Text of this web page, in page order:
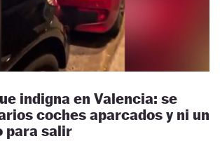
indigna en Valencia: se
coches aparcados y ni un
para salir